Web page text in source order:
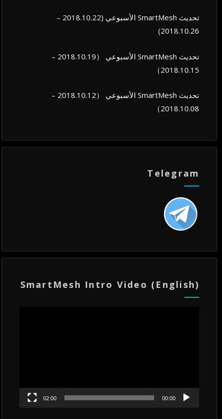
تحديث SmartMesh الأسبوعي (2018.10.22 –
2018.10.26)
تحديث SmartMesh الأسبوعي （2018.10.19 –
2018.10.15）
تحديث SmartMesh الأسبوعي （2018.10.12 –
2018.10.08）
Telegram
SmartMesh Intro Video (English)
00:00
02:00